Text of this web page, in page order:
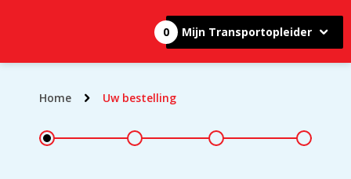
Mijn Transportopleider
0
Home Uw bestelling